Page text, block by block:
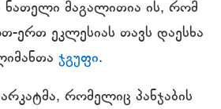
ნათელი მაგალითია ის, რომ
ერთ ეკლესიას თავს დაესხა
ჯგუფი.
რომელიც პანჯაბის